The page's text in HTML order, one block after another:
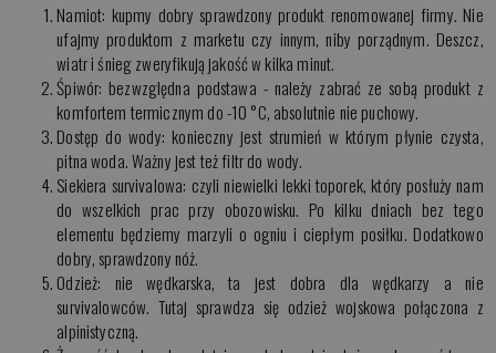
Namiot: kupmy dobry sprawdzony produkt renomowanej firmy. Nie
ufajmy produktom z marketu czy innym, niby porządnym. Deszcz,
wiatr i śnieg zweryfikują jakość w kilka minut.
Śpiwór: bezwzględna podstawa - należy zabrać ze sobą produkt z
komfortem termicznym do -10 °C, absolutnie nie puchowy.
Dostęp do wody: konieczny jest strumień w którym płynie czysta,
pitna woda. Ważny jest też filtr do wody.
Siekiera survivalowa: czyli niewielki lekki toporek, który posłuży nam
do wszelkich prac przy obozowisku. Po kilku dniach bez tego
elementu będziemy marzyli o ogniu i ciepłym posiłku. Dodatkowo
dobry, sprawdzony nóż.
Odzież: nie wędkarska, ta jest dobra dla wędkarzy a nie
survivalowców. Tutaj sprawdza się odzież wojskowa połączona z
alpinistyczną.